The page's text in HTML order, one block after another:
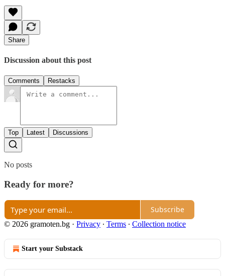
Share
Discussion about this post
Comments Restacks
Top Latest Discussions
No posts
Ready for more?
Subscribe
© 2026 gramoten.bg · Privacy ∙ Terms ∙ Collection notice
Start your Substack